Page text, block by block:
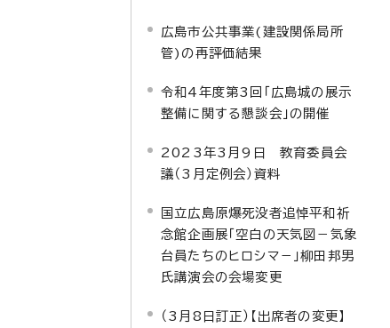
広島市公共事業(建設関係局所
管)の再評価結果
令和4年度第3回「広島城の展示
整備に関する懇談会」の開催
2023年3月9日 教育委員会
議（3月定例会）資料
国立広島原爆死没者追悼平和祈
念館企画展「空白の天気図－気象
台員たちのヒロシマ－」柳田邦男
氏講演会の会場変更
（3月8日訂正）【出席者の変更】